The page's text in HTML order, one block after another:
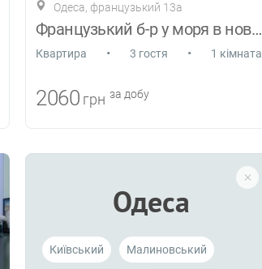
Одеса, французький 13а
Французький б-р у моря в новобудові
Квартира • 3 гостя • 1 кімната
2060 грн за добу
Одеса
Київський Малиновський